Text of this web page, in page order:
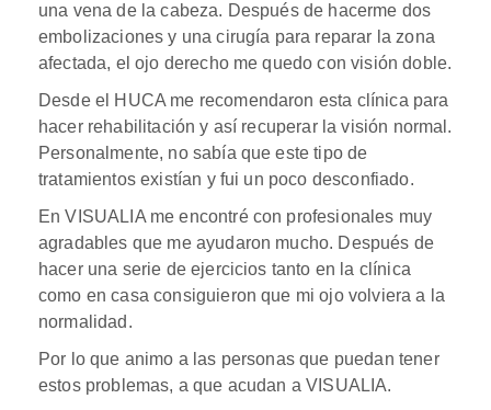
una vena de la cabeza. Después de hacerme dos
embolizaciones y una cirugía para reparar la zona
afectada, el ojo derecho me quedo con visión doble.
Desde el HUCA me recomendaron esta clínica para
hacer rehabilitación y así recuperar la visión normal.
Personalmente, no sabía que este tipo de
tratamientos existían y fui un poco desconfiado.
En VISUALIA me encontré con profesionales muy
agradables que me ayudaron mucho. Después de
hacer una serie de ejercicios tanto en la clínica
como en casa consiguieron que mi ojo volviera a la
normalidad.
Por lo que animo a las personas que puedan tener
estos problemas, a que acudan a VISUALIA.